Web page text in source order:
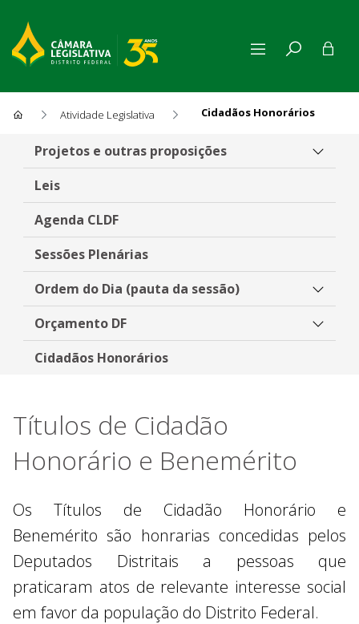
Atividade Legislativa Cidadãos Honorários
Cidadãos Honorários
Projetos e outras proposições
Leis
Agenda CLDF
Sessões Plenárias
Ordem do Dia (pauta da sessão)
Orçamento DF
Cidadãos Honorários
Títulos de Cidadão
Honorário e Benemérito
Os Títulos de Cidadão Honorário e
Benemérito são honrarias concedidas pelos
Deputados Distritais a pessoas que
praticaram atos de relevante interesse social
em favor da população do Distrito Federal.